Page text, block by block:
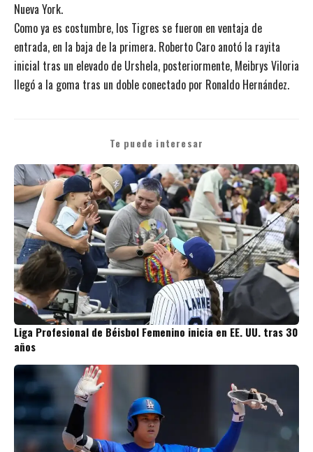
Nueva York.
Como ya es costumbre, los Tigres se fueron en ventaja de
entrada, en la baja de la primera. Roberto Caro anotó la rayita
inicial tras un elevado de Urshela, posteriormente, Meibrys Viloria
llegó a la goma tras un doble conectado por Ronaldo Hernández.
Te puede interesar
Liga Profesional de Béisbol Femenino inicia en EE. UU. tras 30
años